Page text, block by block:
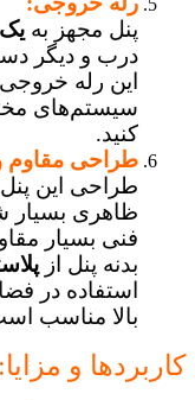
پنل مجهز به
درب و دیگر
این رله
سیستم‌های
کنید.
طراحی مقاوم
طراحی این
ظاهری بسیار
فنی بسیار
بدنه پنل از
استفاده در
بالا مناسب
کاربردها و مزایا: